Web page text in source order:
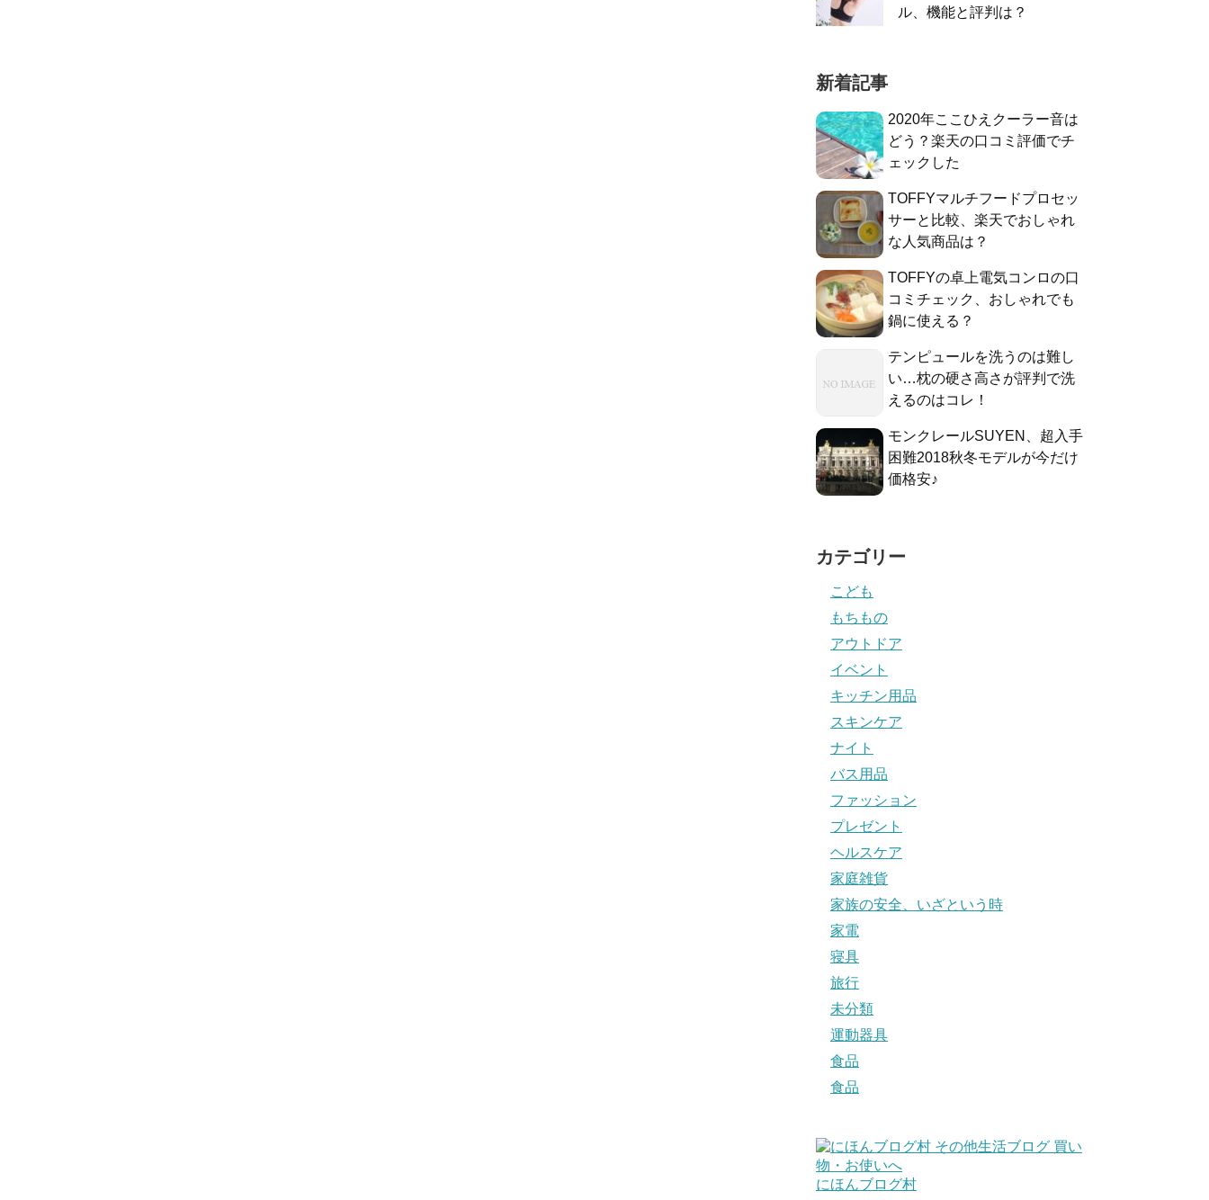
ル、機能と評判は？
新着記事
2020年ここひえクーラー音は
どう？楽天の口コミ評価でチ
ェックした
TOFFYマルチフードプロセッ
サーと比較、楽天でおしゃれ
な人気商品は？
TOFFYの卓上電気コンロの口
コミチェック、おしゃれでも
鍋に使える？
テンピュールを洗うのは難し
い…枕の硬さ高さが評判で洗
えるのはコレ！
モンクレールSUYEN、超入手
困難2018秋冬モデルが今だけ
価格安♪
カテゴリー
こども
もちもの
アウトドア
イベント
キッチン用品
スキンケア
ナイト
バス用品
ファッション
プレゼント
ヘルスケア
家庭雑貨
家族の安全、いざという時
家電
寝具
旅行
未分類
運動器具
食品
食品
にほんブログ村